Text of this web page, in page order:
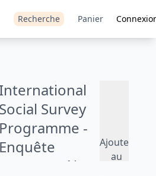
Recherche Panier
International
Social Survey
Programme -
Enquête
France - Rôle
Ajouter
au